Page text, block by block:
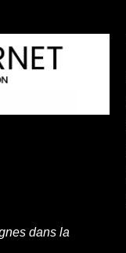
dans la